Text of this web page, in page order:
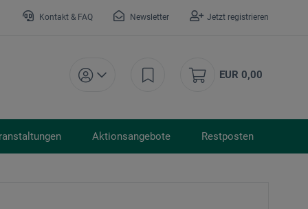
Kontakt & FAQ Newsletter Jetzt registrieren
EUR 0,00
Aktionsangebote Restposten